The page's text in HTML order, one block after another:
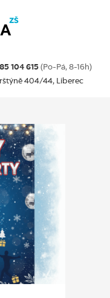
104 615 (Po-Pá, 8-16h)
404/44, Liberec